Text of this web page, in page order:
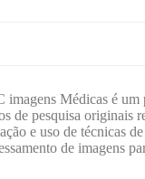
imagens Médicas é um
de pesquisa originais
e uso de técnicas
de imagens